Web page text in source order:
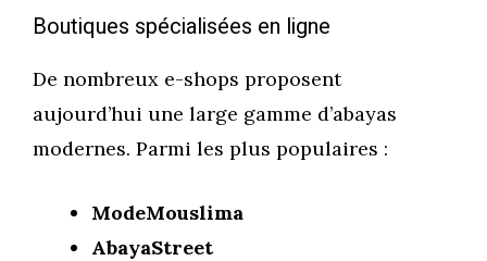
Boutiques spécialisées en ligne
De nombreux e-shops proposent
aujourd’hui une large gamme d’abayas
modernes. Parmi les plus populaires :
ModeMouslima
AbayaStreet